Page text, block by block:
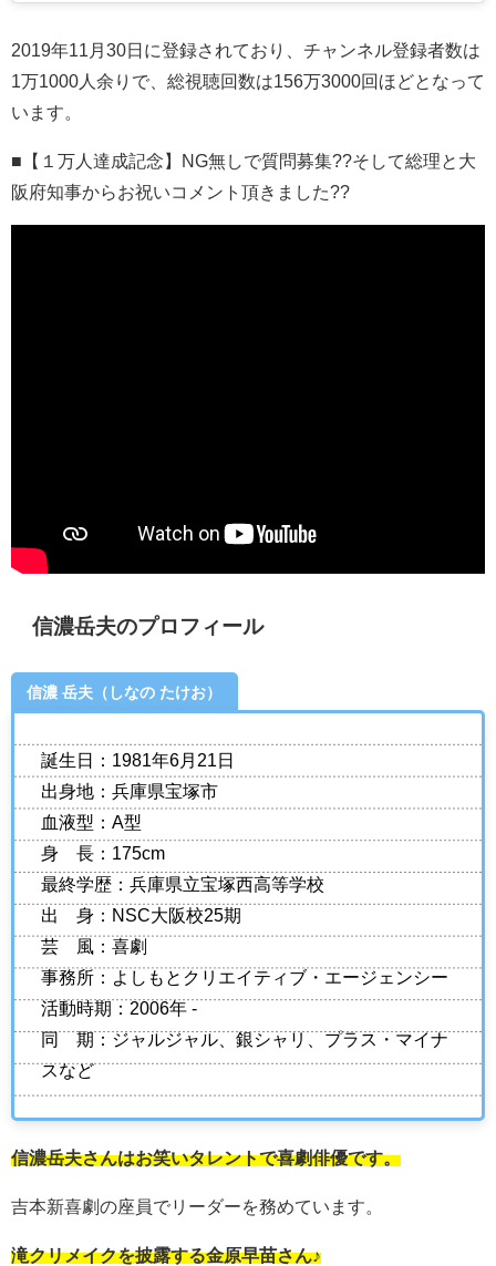
2019年11月30日に登録されており、チャンネル登録者数は
1万1000人余りで、総視聴回数は156万3000回ほどとなって
います。
■【１万人達成記念】NG無しで質問募集??そして総理と大
阪府知事からお祝いコメント頂きました??
信濃岳夫のプロフィール
信濃 岳夫（しなの たけお）
誕生日：1981年6月21日
出身地：兵庫県宝塚市
血液型：A型
身 長：175cm
最終学歴：兵庫県立宝塚西高等学校
出 身：NSC大阪校25期
芸 風：喜劇
事務所：よしもとクリエイティブ・エージェンシー
活動時期：2006年 -
同 期：ジャルジャル、銀シャリ、プラス・マイナ
スなど
信濃岳夫さんはお笑いタレントで喜劇俳優です。
吉本新喜劇の座員でリーダーを務めています。
滝クリメイクを披露する金原早苗さん♪